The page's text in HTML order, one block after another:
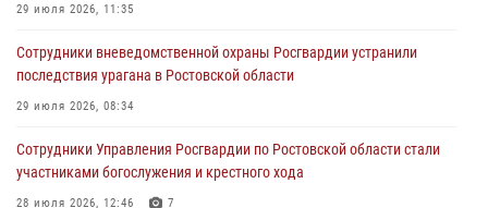
29 июля 2026, 11:35
Сотрудники вневедомственной охраны Росгвардии устранили
последствия урагана в Ростовской области
29 июля 2026, 08:34
Сотрудники Управления Росгвардии по Ростовской области стали
участниками богослужения и крестного хода
28 июля 2026, 12:46 7